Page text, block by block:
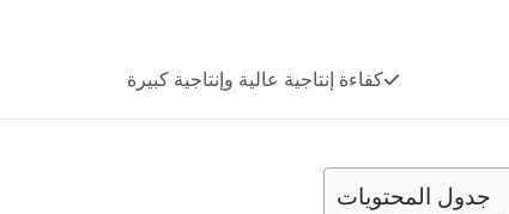
كفاءة إنتاجية عالية وإنتاجية كبيرة
جدول المحتويات